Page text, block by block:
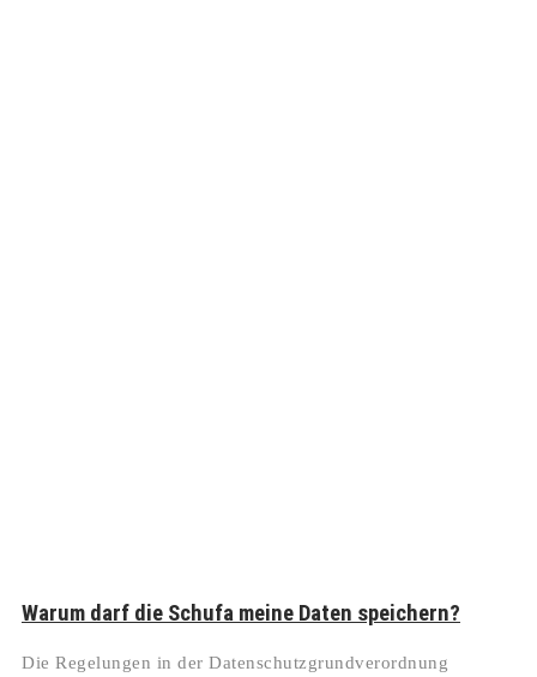
Warum darf die Schufa meine Daten speichern?
Die Regelungen in der Datenschutzgrundverordnung